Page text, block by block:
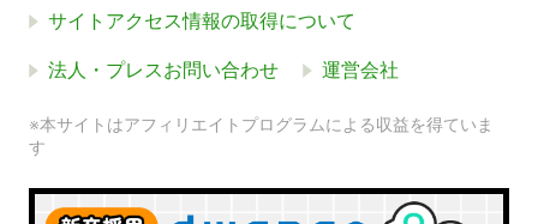
サイトアクセス情報の取得について
法人・プレスお問い合わせ 運営会社
※本サイトはアフィリエイトプログラムによる収益を得ていま
す